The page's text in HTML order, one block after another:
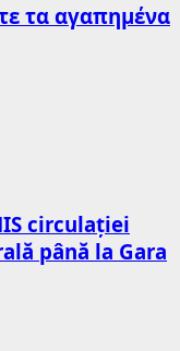
τα αγαπημένα
circulației
până la Gara